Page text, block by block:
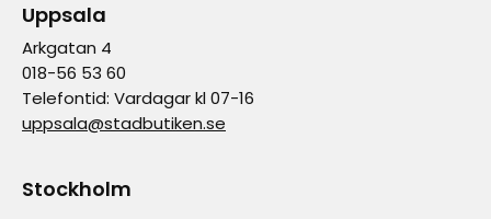
Uppsala
Arkgatan 4
018-56 53 60
Telefontid: Vardagar kl 07-16
uppsala@stadbutiken.se
Stockholm